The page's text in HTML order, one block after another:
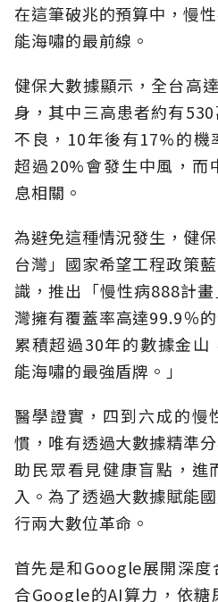
在這筆破兆的預算中，慢
能海嘯的最前線。
健保大數據顯示，全台高
身，其中三高患者約有
不良，10年後有17%的機
超過20%會發生中風，而
息相關。
為避免這種情況發生，健
台灣」國家希望工程政策
識，推出「慢性病888計
灣擁有覆蓋率高達99.9％
累積超過30年的數據金山
能海嘯的最強盾牌。」
醫學證實，四到六成的慢
慣，唯有透過大數據精準
助民眾看見健康盲點，進
入。為了透過大數據賦能
行兩大數位革命。
首先是和Google展開深
合Google的AI算力，依